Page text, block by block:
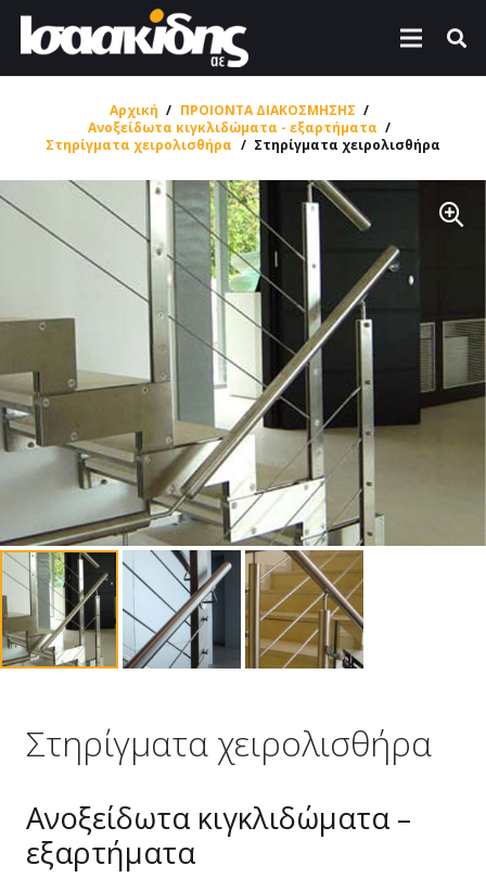
Αρχική / ΠΡΟΙΟΝΤΑ ΔΙΑΚΟΣΜΗΣΗΣ /
Ανοξείδωτα κιγκλιδώματα - εξαρτήματα /
Στηρίγματα χειρολισθήρα / Στηρίγματα χειρολισθήρα
Στηρίγματα χειρολισθήρα
Ανοξείδωτα κιγκλιδώματα –
εξαρτήματα